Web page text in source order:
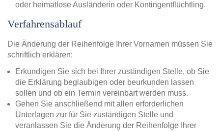
oder heimatlose Ausländerin oder Kontingentflüchtling.
Verfahrensablauf
Die Änderung der Reihenfolge Ihrer Vornamen müssen Sie
schriftlich erklären:
Erkundigen Sie sich bei Ihrer zuständigen Stelle, ob Sie
die Erklärung beglaubigen oder beurkunden lassen
sollen und ob ein Termin vereinbart werden muss.
Gehen Sie anschließend mit allen erforderlichen
Unterlagen zur für Sie zuständigen Stelle und
veranlassen Sie die Änderung der Reihenfolge Ihrer